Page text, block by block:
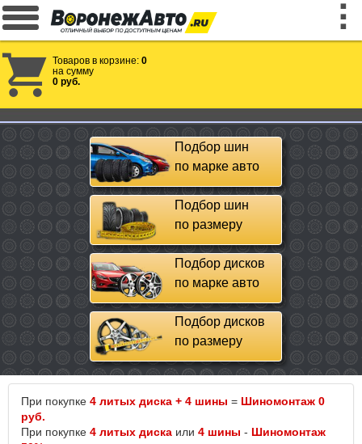
Товаров в корзине: 0
на сумму
0 руб.
Подбор шин
по марке авто
Подбор шин
по размеру
Подбор дисков
по марке авто
Подбор дисков
по размеру
При покупке 4 литых диска + 4 шины = Шиномонтаж 0
руб.
При покупке 4 литых диска или 4 шины - Шиномонтаж